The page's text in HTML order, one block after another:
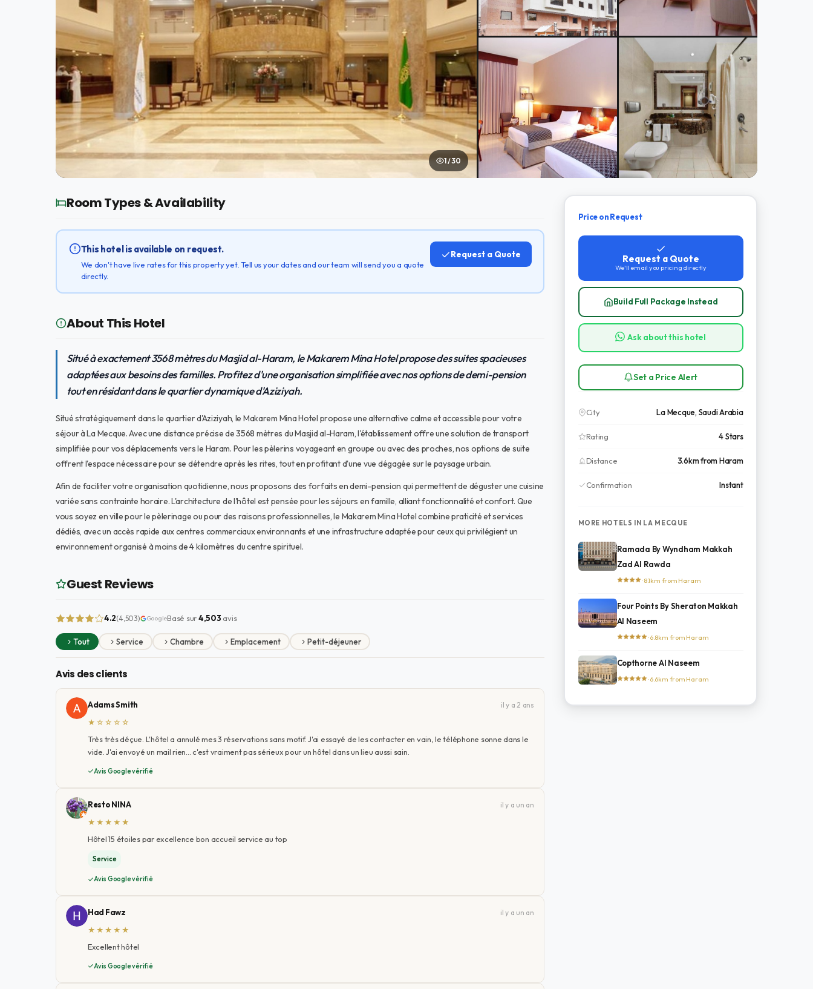
1 / 30
Room Types & Availability
This hotel is available on request.
We don't have live rates for this property yet. Tell us your dates and our team will send you a quote
directly.
Request a Quote
About This Hotel
Situé à exactement 3568 mètres du Masjid al-Haram, le Makarem Mina Hotel propose des suites spacieuses
adaptées aux besoins des familles. Profitez d'une organisation simplifiée avec nos options de demi-pension
tout en résidant dans le quartier dynamique d'Aziziyah.
Situé stratégiquement dans le quartier d'Aziziyah, le Makarem Mina Hotel propose une alternative calme et accessible pour votre
séjour à La Mecque. Avec une distance précise de 3568 mètres du Masjid al-Haram, l'établissement offre une solution de transport
simplifiée pour vos déplacements vers le Haram. Pour les pèlerins voyageant en groupe ou avec des proches, nos options de suite
offrent l'espace nécessaire pour se détendre après les rites, tout en profitant d'une vue dégagée sur le paysage urbain.
Afin de faciliter votre organisation quotidienne, nous proposons des forfaits en demi-pension qui permettent de déguster une cuisine
variée sans contrainte horaire. L'architecture de l'hôtel est pensée pour les séjours en famille, alliant fonctionnalité et confort. Que
vous soyez en ville pour le pèlerinage ou pour des raisons professionnelles, le Makarem Mina Hotel combine praticité et services
dédiés, avec un accès rapide aux centres commerciaux environnants et une infrastructure adaptée pour ceux qui privilégient un
environnement organisé à moins de 4 kilomètres du centre spirituel.
Guest Reviews
4.2(4,503) GoogleBasé sur4,503 avis
Tout Service Chambre Emplacement Petit-déjeuner
Avis des clients
Adams Smith
il y a 2 ans
★☆☆☆☆
Très très déçue. L'hôtel a annulé mes 3 réservations sans motif. J'ai essayé de les contacter en vain, le téléphone sonne dans le
vide. J'ai envoyé un mail rien... c'est vraiment pas sérieux pour un hôtel dans un lieu aussi sain.
Avis Google vérifié
Resto NINA
il y a un an
★★★★★
Hôtel 15 étoiles par excellence bon accueil service au top
Service
Avis Google vérifié
Had Fawz
il y a un an
★★★★★
Excellent hôtel
Avis Google vérifié
Price on Request
Request a Quote
We'll email you pricing directly
Build Full Package Instead
Ask about this hotel
Set a Price Alert
City La Mecque, Saudi Arabia
Rating 4 Stars
Distance 3.6km from Haram
Confirmation Instant
MORE HOTELS IN LA MECQUE
Ramada By Wyndham Makkah
Zad Al Rawda
· 8.1km from Haram
Four Points By Sheraton Makkah
Al Naseem
· 6.8km from Haram
Copthorne Al Naseem
· 6.6km from Haram